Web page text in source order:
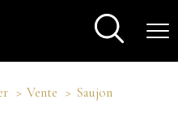
Vente Saujon